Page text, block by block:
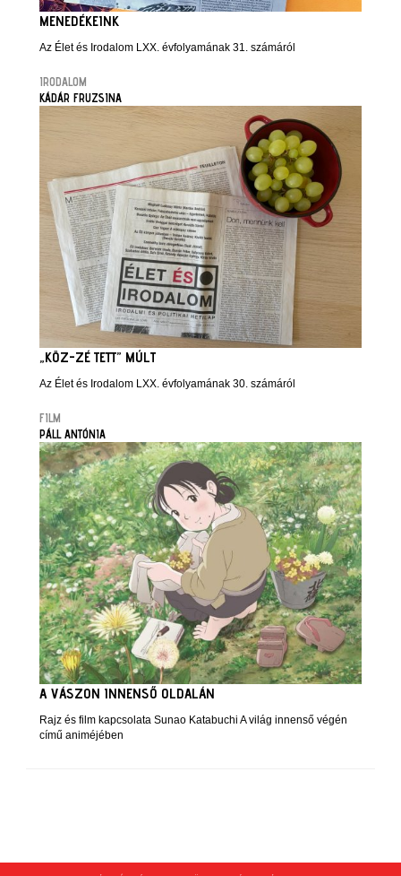
MENEDÉKEINK
Az Élet és Irodalom LXX. évfolyamának 31. számáról
IRODALOM
KÁDÁR FRUZSINA
„KÖZ-ZÉ TETT” MÚLT
Az Élet és Irodalom LXX. évfolyamának 30. számáról
FILM
PÁLL ANTÓNIA
A VÁSZON INNENSŐ OLDALÁN
Rajz és film kapcsolata Sunao Katabuchi A világ innenső végén
című animéjében